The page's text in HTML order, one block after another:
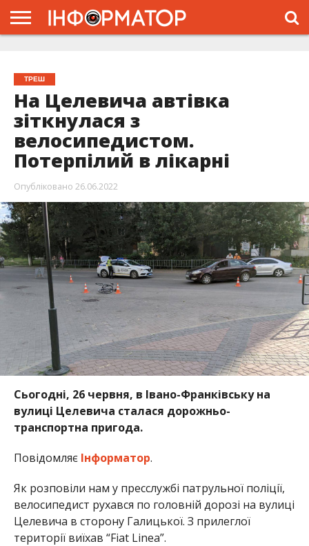
ТРЕШ
На Целевича автівка
зіткнулася з
велосипедистом.
Потерпілий в лікарні
Опубліковано 26.06.2022
Сьогодні, 26 червня, в Івано-Франківську на
вулиці Целевича сталася дорожньо-
транспортна пригода.
Повідомляє Інформатор.
Як розповіли нам у пресслужбі патрульної поліції,
велосипедист рухався по головній дорозі на вулиці
Целевича в сторону Галицької. З прилеглої
території виїхав “Fiat Linea”.